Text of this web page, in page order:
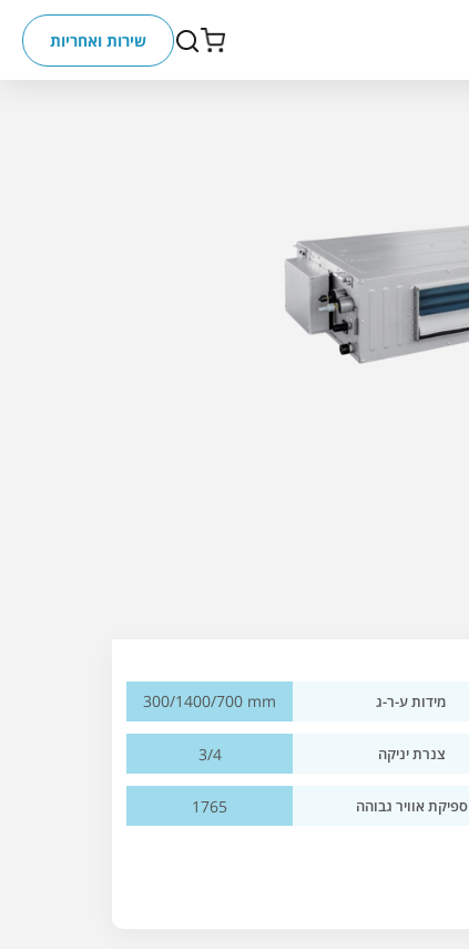
שירות ואחריות
מידות ע-ר-ג 300/1400/700 mm
צנרת יניקה 3/4
ספיקת אוויר גבוהה 1765